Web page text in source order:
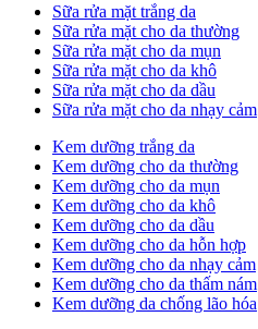
Sữa rửa mặt trắng da
Sữa rửa mặt cho da thường
Sữa rửa mặt cho da mụn
Sữa rửa mặt cho da khô
Sữa rửa mặt cho da dầu
Sữa rửa mặt cho da nhạy cảm
Kem dưỡng trắng da
Kem dưỡng cho da thường
Kem dưỡng cho da mụn
Kem dưỡng cho da khô
Kem dưỡng cho da dầu
Kem dưỡng cho da hỗn hợp
Kem dưỡng cho da nhạy cảm
Kem dưỡng cho da thấm nám
Kem dưỡng da chống lão hóa